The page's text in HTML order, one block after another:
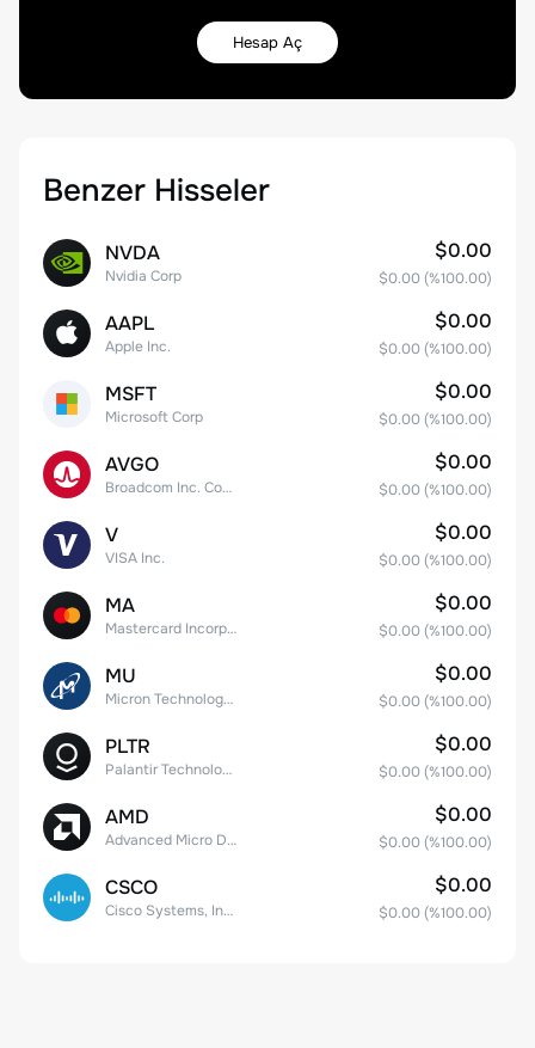
Hesap Aç
Benzer Hisseler
NVDA
Nvidia Corp
$0.00
$0.00 (%100.00)
AAPL
Apple Inc.
$0.00
$0.00 (%100.00)
MSFT
Microsoft Corp
$0.00
$0.00 (%100.00)
AVGO
Broadcom Inc. Common Stock
$0.00
$0.00 (%100.00)
V
VISA Inc.
$0.00
$0.00 (%100.00)
MA
Mastercard Incorporated
$0.00
$0.00 (%100.00)
MU
Micron Technology, Inc.
$0.00
$0.00 (%100.00)
PLTR
Palantir Technologies Inc. Class A Common Stock
$0.00
$0.00 (%100.00)
AMD
Advanced Micro Devices
$0.00
$0.00 (%100.00)
CSCO
Cisco Systems, Inc. Common Stock (DE)
$0.00
$0.00 (%100.00)